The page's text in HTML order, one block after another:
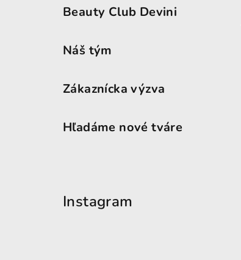
Beauty Club Devini
Náš tým
Zákaznícka výzva
Hľadáme nové tváre
Instagram